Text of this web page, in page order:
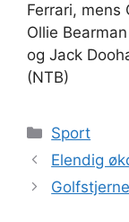
Ferrari, mens
Ollie
og Jack
(NTB)
Kategorier
Sport
Elendig